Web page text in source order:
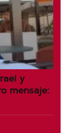
y
mensaje: